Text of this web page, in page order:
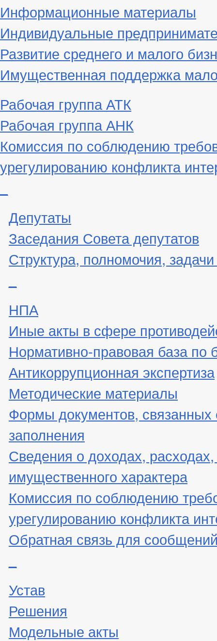
Информационные материалы
Индивидуальные
Развитие среднего и малого
Имущественная поддержка
Рабочая группа АТК
Рабочая группа АНК
Комиссия по соблюдению
урегулированию конфликта
Депутаты
Заседания Совета депутатов
Структура, полномочия,
НПА
Иные акты в сфере
Нормативно-правовая база по
Антикоррупционная экспертиза
Методические материалы
Формы документов, связанных
заполнения
Сведения о доходах,
имущественного характера
Комиссия по соблюдению
урегулированию конфликта
Обратная связь для
Устав
Решения
Модельные акты